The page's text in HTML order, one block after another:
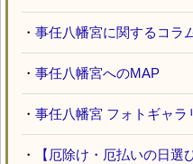
・ 事任八幡宮に関するコラ
・ 事任八幡宮へのMAP
・ 事任八幡宮 フォトギャラ
・
【厄除け・厄払いの日